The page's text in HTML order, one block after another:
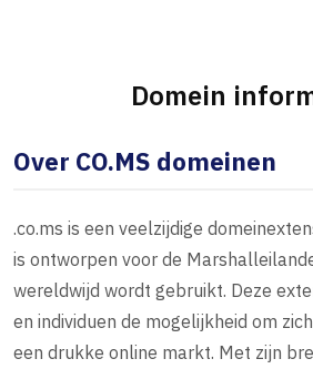
Domein
Over CO.MS domeinen
.co.ms is een veelzijdige
is ontworpen voor de
wereldwijd wordt gebruikt. Deze
en individuen de mogelijkheid om
een drukke online markt. Met zijn